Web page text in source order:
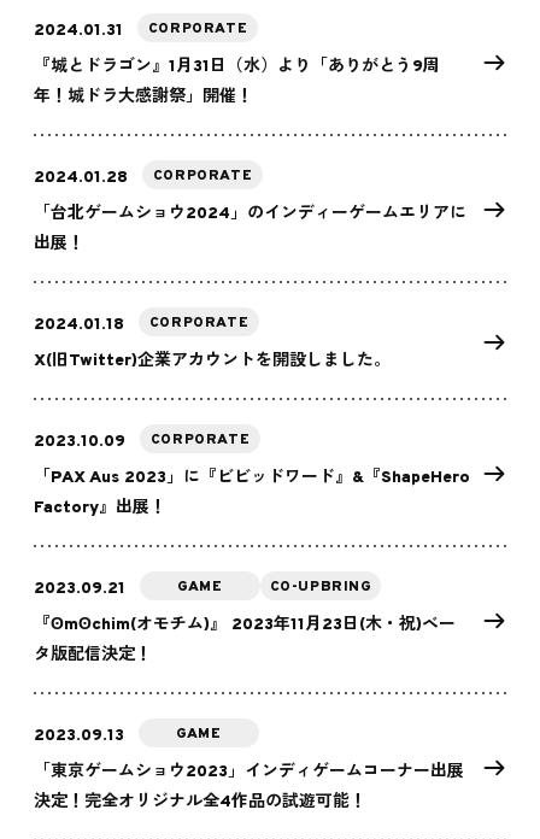
2024.01.31 CORPORATE
『城とドラゴン』1月31日（水）より「ありがとう9周
年！城ドラ大感謝祭」開催！
2024.01.28 CORPORATE
「台北ゲームショウ2024」のインディーゲームエリアに
出展！
2024.01.18 CORPORATE
X(旧Twitter)企業アカウントを開設しました。
2023.10.09 CORPORATE
「PAX Aus 2023」に『ビビッドワード』&『ShapeHero
Factory』出展！
2023.09.21 GAME CO-UPBRING
『ʘmʘchim(オモチム)』 2023年11月23日(木・祝)ベー
タ版配信決定！
2023.09.13 GAME
「東京ゲームショウ2023」インディゲームコーナー出展
決定！完全オリジナル全4作品の試遊可能！